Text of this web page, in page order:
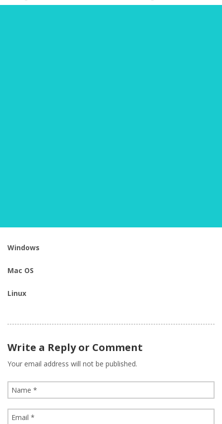
Windows
Mac OS
Linux
Write a Reply or Comment
Your email address will not be published.